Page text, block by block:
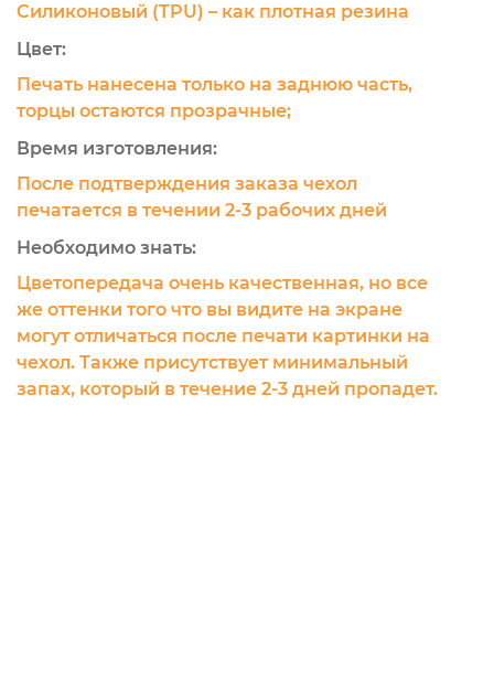
Силиконовый (TPU) – как плотная резина
Цвет:
Печать нанесена только на заднюю часть,
торцы остаются прозрачные;
Время изготовления:
После подтверждения заказа чехол
печатается в течении 2-3 рабочих дней
Необходимо знать:
Цветопередача очень качественная, но все
же оттенки того что вы видите на экране
могут отличаться после печати картинки на
чехол. Также присутствует минимальный
запах, который в течение 2-3 дней пропадет.